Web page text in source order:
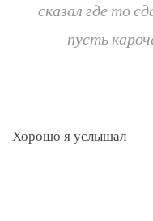
сказал где то
пусть
Хорошо я услышал